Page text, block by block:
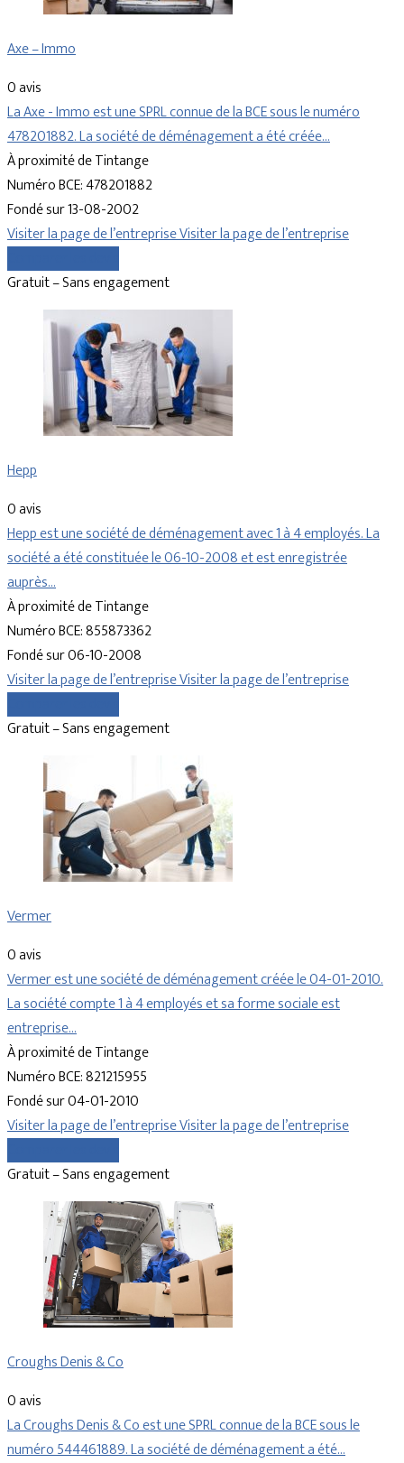
Axe – Immo
0 avis
La Axe - Immo est une SPRL connue de la BCE sous le numéro
478201882. La société de déménagement a été créée…
À proximité de Tintange
Numéro BCE: 478201882
Fondé sur 13-08-2002
Visiter la page de l’entrepriseVisiter la page de l’entreprise
Gratuit – Sans engagement
Hepp
0 avis
Hepp est une société de déménagement avec 1 à 4 employés. La
société a été constituée le 06-10-2008 et est enregistrée
auprès…
À proximité de Tintange
Numéro BCE: 855873362
Fondé sur 06-10-2008
Visiter la page de l’entrepriseVisiter la page de l’entreprise
Gratuit – Sans engagement
Vermer
0 avis
Vermer est une société de déménagement créée le 04-01-2010.
La société compte 1 à 4 employés et sa forme sociale est
entreprise…
À proximité de Tintange
Numéro BCE: 821215955
Fondé sur 04-01-2010
Visiter la page de l’entrepriseVisiter la page de l’entreprise
Gratuit – Sans engagement
Croughs Denis & Co
0 avis
La Croughs Denis & Co est une SPRL connue de la BCE sous le
numéro 544461889. La société de déménagement a été…